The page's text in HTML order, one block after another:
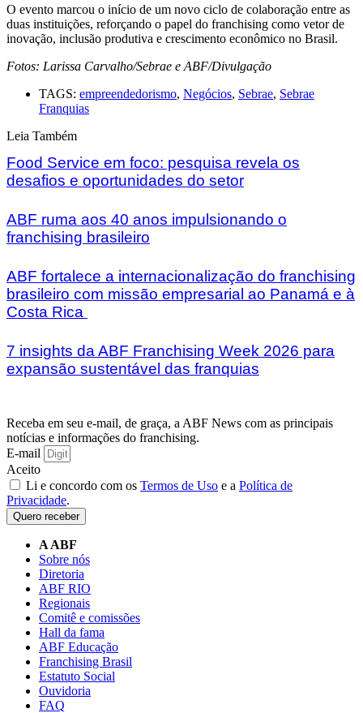
O evento marcou o início de um novo ciclo de colaboração entre as
duas instituições, reforçando o papel do franchising como vetor de
inovação, inclusão produtiva e crescimento econômico no Brasil.
Fotos: Larissa Carvalho/Sebrae e ABF/Divulgação
TAGS: empreendedorismo, Negócios, Sebrae, Sebrae
Franquias
Leia Também
Food Service em foco: pesquisa revela os
desafios e oportunidades do setor
ABF ruma aos 40 anos impulsionando o
franchising brasileiro
ABF fortalece a internacionalização do franchising
brasileiro com missão empresarial ao Panamá e à
Costa Rica
7 insights da ABF Franchising Week 2026 para
expansão sustentável das franquias
Receba em seu e-mail, de graça, a ABF News com as principais
notícias e informações do franchising.
E-mail
Aceito
Li e concordo com os Termos de Uso e a Política de
Privacidade.
Quero receber
A ABF
Sobre nós
Diretoria
ABF RIO
Regionais
Comitê e comissões
Hall da fama
ABF Educação
Franchising Brasil
Estatuto Social
Ouvidoria
FAQ